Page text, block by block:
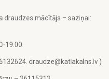
draudzes mācītājs – saziņai:
19.00.
draudze@katlakalns.lv )